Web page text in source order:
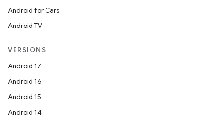
Android for Cars
Android TV
VERSIONS
Android 17
Android 16
Android 15
Android 14